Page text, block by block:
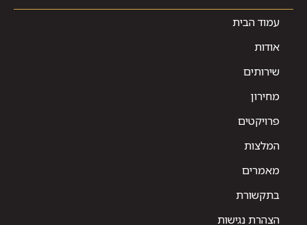
עמוד הבית
אודות
שירותים
מחירון
פרויקטים
המלצות
מאמרים
בתקשורת
הצהרת נגישות